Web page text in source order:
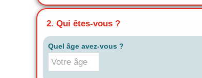
2. Qui êtes-vous ?
Quel âge avez-vous ?